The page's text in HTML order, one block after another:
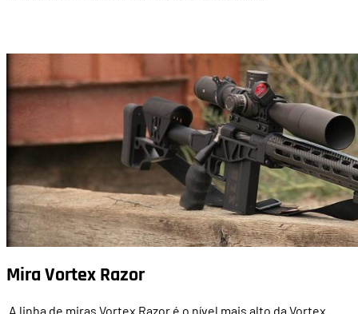
MiraVortex Razor
A linha de miras Vortex Razor é o nível mais alto da Vortex.